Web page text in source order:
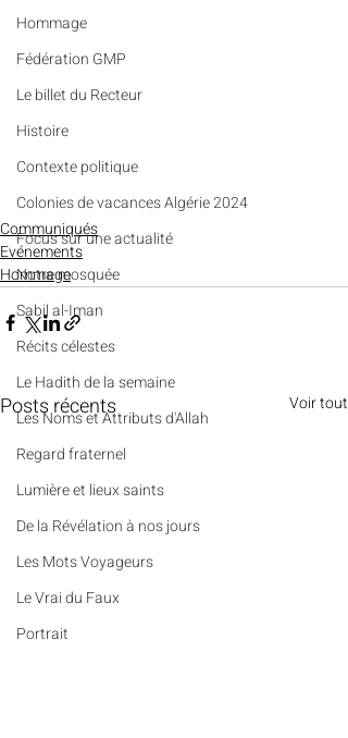
Hommage
Fédération GMP
Le billet du Recteur
Histoire
Contexte politique
Colonies de vacances Algérie 2024
​​Focus sur une actualité
Notre mosquée
Sabil al-Iman
Récits célestes
Le Hadith de la semaine
Les Noms et Attributs d'Allah
Regard fraternel
Lumière et lieux saints
De la Révélation à nos jours
Les Mots Voyageurs
Le Vrai du Faux
Portrait
Communiqués
Evénements
Hommage
Posts récents Voir tout